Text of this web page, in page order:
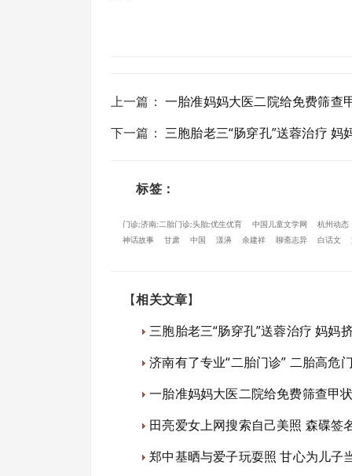
上一篇 ：一胎准妈妈大医二院给免费筛查
下一篇 ：三胞胎老三“肠穿孔”送蓉治疗 妈
标签：
门诊;济南;二胎门诊;头胎;优生优育 中国儿童文学网
杭州动态
神话故事
甘肃 中国 漾濞 余建祥 聊斋志异 白话文
【相关文章】
三胞胎老三“肠穿孔”送蓉治疗 妈妈
济南有了专业“二胎门诊” 二胎高危
一胎准妈妈大医二院给免费筛查甲
田亮爱女上网搜索自己美照 森碟签
郑中基晒与爱子玩耍照 甘心为儿子